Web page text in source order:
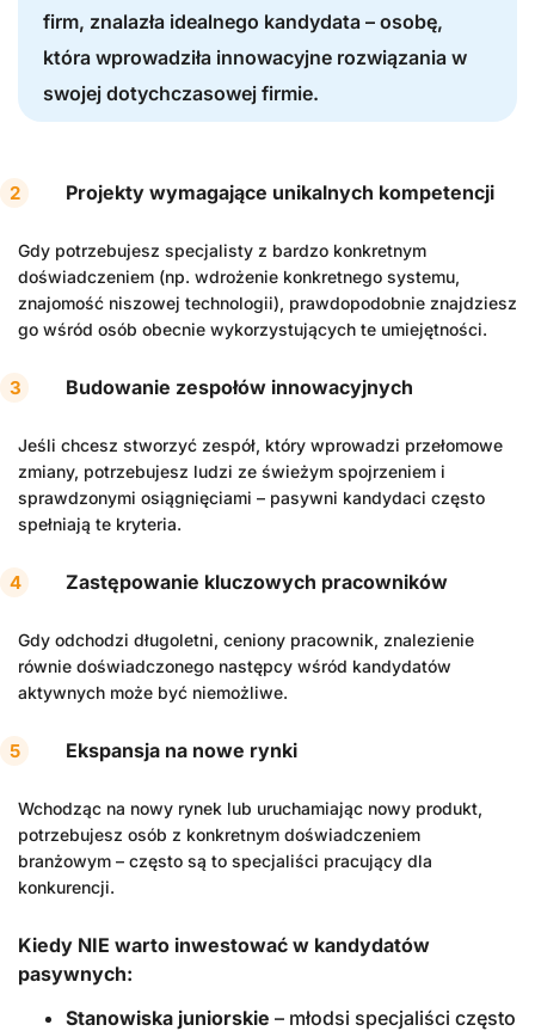
firm, znalazła idealnego kandydata – osobę,
która wprowadziła innowacyjne rozwiązania w
swojej dotychczasowej firmie.
Projekty wymagające unikalnych kompetencji
Gdy potrzebujesz specjalisty z bardzo konkretnym
doświadczeniem (np. wdrożenie konkretnego systemu,
znajomość niszowej technologii), prawdopodobnie znajdziesz
go wśród osób obecnie wykorzystujących te umiejętności.
Budowanie zespołów innowacyjnych
Jeśli chcesz stworzyć zespół, który wprowadzi przełomowe
zmiany, potrzebujesz ludzi ze świeżym spojrzeniem i
sprawdzonymi osiągnięciami – pasywni kandydaci często
spełniają te kryteria.
Zastępowanie kluczowych pracowników
Gdy odchodzi długoletni, ceniony pracownik, znalezienie
równie doświadczonego następcy wśród kandydatów
aktywnych może być niemożliwe.
Ekspansja na nowe rynki
Wchodząc na nowy rynek lub uruchamiając nowy produkt,
potrzebujesz osób z konkretnym doświadczeniem
branżowym – często są to specjaliści pracujący dla
konkurencji.
Kiedy NIE warto inwestować w kandydatów
pasywnych:
Stanowiska juniorskie – młodsi specjaliści często